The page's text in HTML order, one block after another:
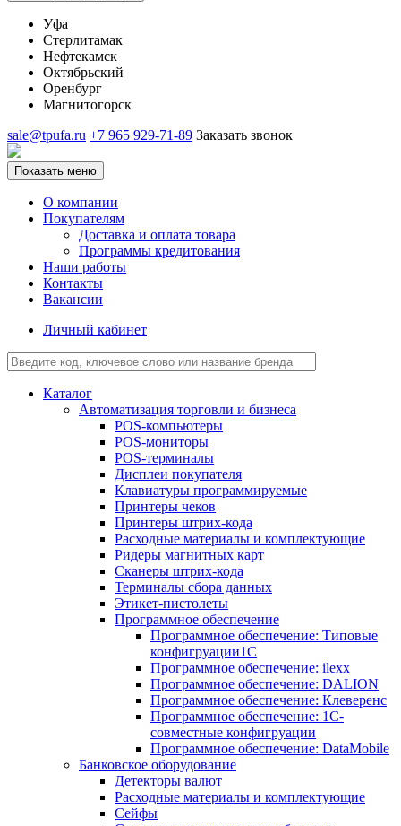
Уфа
Стерлитамак
Нефтекамск
Октябрьский
Оренбург
Магнитогорск
sale@tpufa.ru +7 965 929-71-89 Заказать звонок
Показать меню
О компании
Покупателям
Доставка и оплата товара
Программы кредитования
Наши работы
Контакты
Вакансии
Личный кабинет
Каталог
Автоматизация торговли и бизнеса
POS-компьютеры
POS-мониторы
POS-терминалы
Дисплеи покупателя
Клавиатуры программируемые
Принтеры чеков
Принтеры штрих-кода
Расходные материалы и комплектующие
Ридеры магнитных карт
Сканеры штрих-кода
Терминалы сбора данных
Этикет-пистолеты
Программное обеспечение
Программное обеспечение: Типовые
конфигруации1С
Программное обеспечение: ilexx
Программное обеспечение: DALION
Программное обеспечение: Клеверенс
Программное обеспечение: 1С-
совместные конфигруации
Программное обеспечение: DataMobile
Банковское оборудование
Детекторы валют
Расходные материалы и комплектующие
Сейфы